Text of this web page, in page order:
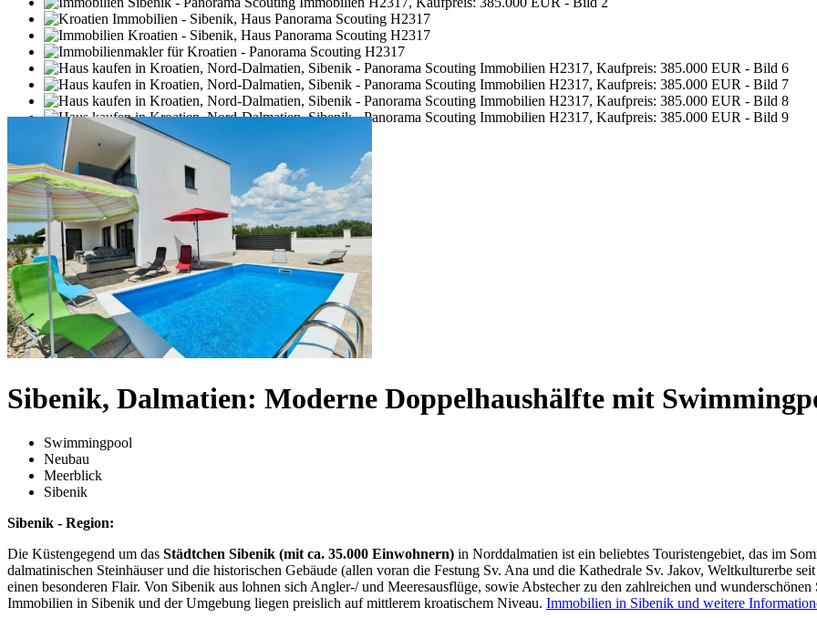
Sibenik, Dalmatien: Moderne Doppelhaushälfte mit
Swimmingpool
Neubau
Meerblick
Sibenik
Sibenik - Region:
Die Küstengegend um das Städtchen Sibenik (mit ca. 35.000 Einwohnern) in Norddalmatien ist ein beliebtes Touristengebiet, das im
dalmatinischen Steinhäuser und die historischen Gebäude (allen voran die Festung Sv. Ana und die Kathedrale Sv. Jakov, Weltkulturerbe
einen besonderen Flair. Von Sibenik aus lohnen sich Angler-/ und Meeresausflüge, sowie Abstecher zu den zahlreichen und
Immobilien in Sibenik und der Umgebung liegen preislich auf mittlerem kroatischem Niveau. Immobilien in Sibenik und weitere